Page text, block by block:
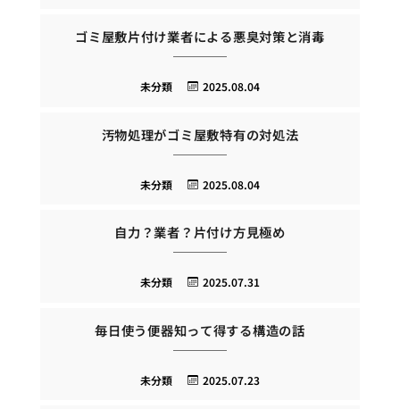
ゴミ屋敷片付け業者による悪臭対策と消毒
2025.08.04
未分類
汚物処理がゴミ屋敷特有の対処法
2025.08.04
未分類
自力？業者？片付け方見極め
2025.07.31
未分類
毎日使う便器知って得する構造の話
2025.07.23
未分類